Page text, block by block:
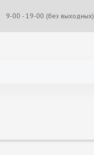
9-00 - 19-00 (без выходных)